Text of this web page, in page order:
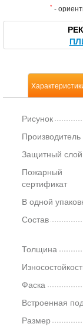
* -
Рисунок
Производитель
Защитный слой
Пожарный
сертификат
В одной
Состав
Толщина
Фаска
Встроенная
Размер